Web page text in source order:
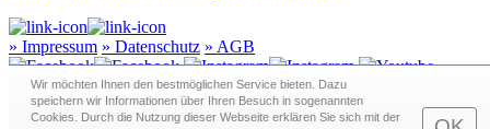
» Impressum » Datenschutz » AGB
Redaktion · Graf-Schack-Alle 8 · 19053 Schwerin
Wir möchten Ihnen den bestmöglichen Service bieten. Dazu
speichern wir Informationen über Ihren Besuch in sogenann­ten
Cookies. Durch die Nutzung dieser Webseite erklären Sie sich mit der